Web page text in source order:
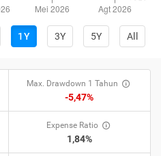
1Y 3Y 5Y All
Max. Drawdown 1 Tahun
-5,47%
Expense Ratio
1,84%